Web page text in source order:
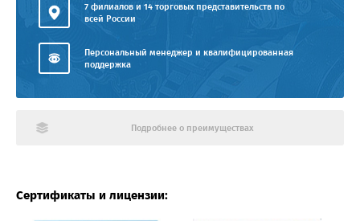
7 филиалов и 14 торговых представительств по
всей России
Персональный менеджер и квалифицированная
поддержка
Подробнее о преимуществах
Сертификаты и лицензии: